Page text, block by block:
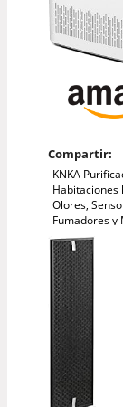
Compartir:
KNKA
Habitaciones
Olores,
Fumadores y